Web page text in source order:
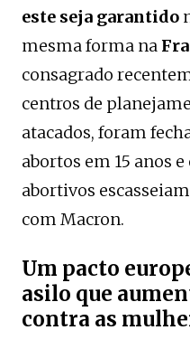
este seja garantido
mesma forma na
consagrado
centros de
atacados, foram
abortos em 15 anos
abortivos
com Macron.
Um pacto
asilo que
contra as